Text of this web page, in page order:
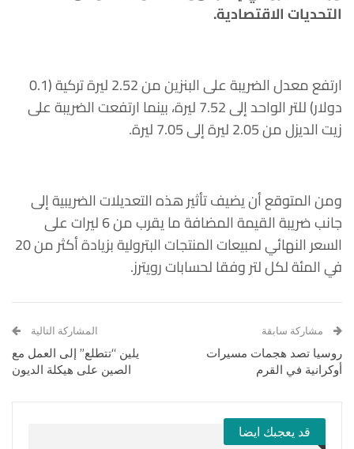
التحديات الاقتصادية.
ارتفع معدل الضريبة على البنزين من 2.52 ليرة تركية (0.1
دولار) للتر الواحد إلى 7.52 ليرة، بينما ارتفعت الضريبة على
زيت الديزل من 2.05 ليرة إلى 7.05 ليرة.
ومن المتوقع أن يضيف تأثير هذه التعديلات الضريبية إلى
جانب ضريبة القيمة المضافة ما يقرب من 6 ليرات على
السعر النهائي لمبيعات المنتجات البترولية بزيادة أكثر من 20
في المئة لكل لتر وفقا لحسابات رويترز.
مشاركة سابقة
روسيا تصد هجمات مسيرات
أوكرانية في القرم
المشاركة التالية
يلين “تتطلع” إلى العمل مع
الصين على هيكلة الديون
قد يعجبك ايضا